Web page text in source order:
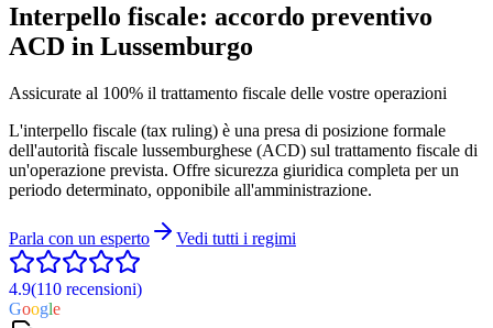
Interpello fiscale: accordo preventivo
ACD in Lussemburgo
Assicurate al 100% il trattamento fiscale delle vostre operazioni
L'interpello fiscale (tax ruling) è una presa di posizione formale
dell'autorità fiscale lussemburghese (ACD) sul trattamento fiscale di
un'operazione prevista. Offre sicurezza giuridica completa per un
periodo determinato, opponibile all'amministrazione.
Parla con un esperto Vedi tutti i regimi
4.9(110 recensioni)
Google